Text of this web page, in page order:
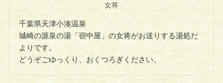
女将
千葉県天津小湊温泉
城崎の源泉の湯「宿中屋」の女将がお送りする湯処だ
よりです。
どうぞごゆっくり、おくつろぎください。